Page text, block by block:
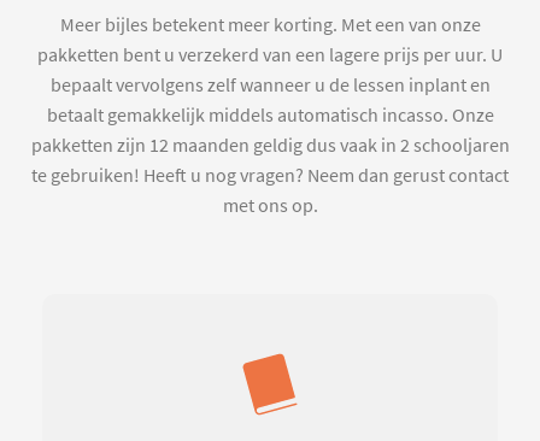
Meer bijles betekent meer korting. Met een van onze
pakketten bent u verzekerd van een lagere prijs per uur. U
bepaalt vervolgens zelf wanneer u de lessen inplant en
betaalt gemakkelijk middels automatisch incasso. Onze
pakketten zijn 12 maanden geldig dus vaak in 2 schooljaren
te gebruiken! Heeft u nog vragen? Neem dan gerust contact
met ons op.